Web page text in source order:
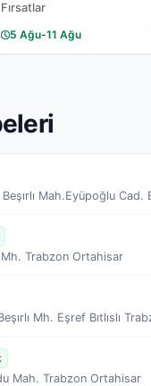
Fırsatlar
5 Ağu-11 Ağu
Mah.Eyüpoğlu
Trabzon Ortahisar
Mh. Eşref Bıtlıslı
Mah. Trabzon Ortahisar